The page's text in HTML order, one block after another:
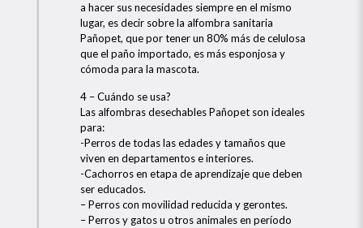
a hacer sus necesidades siempre en el mismo
lugar, es decir sobre la alfombra sanitaria
Pañopet, que por tener un 80% más de celulosa
que el paño importado, es más esponjosa y
cómoda para la mascota.
4 – Cuándo se usa?
Las alfombras desechables Pañopet son ideales
para:
-Perros de todas las edades y tamaños que
viven en departamentos e interiores.
-Cachorros en etapa de aprendizaje que deben
ser educados.
– Perros con movilidad reducida y gerontes.
– Perros y gatos u otros animales en período